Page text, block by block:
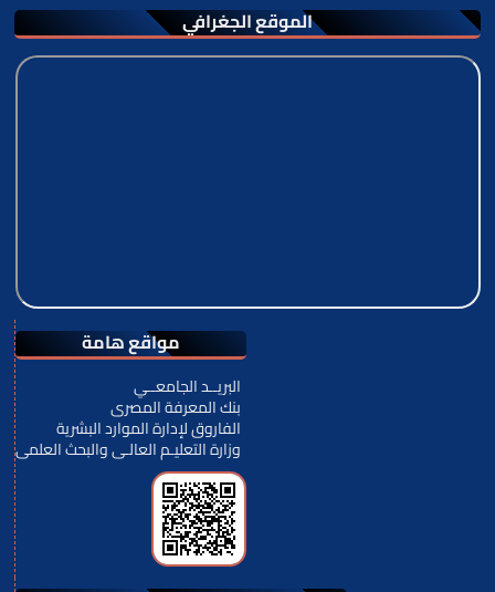
الموقع الجغرافي
مواقع هامة
البريــد الجامعــي
بنك المعرفة المصرى
الفاروق لإدارة الموارد البشرية
وزارة التعليـم العالـى والبحث العلمى